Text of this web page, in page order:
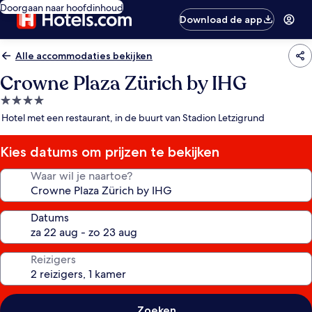
Doorgaan naar hoofdinhoud
Download de app
Alle accommodaties bekijken
Crowne Plaza Zürich by IHG
4.0-
sterrenaccommodatie
Hotel met een restaurant, in de buurt van Stadion Letzigrund
Kies datums om prijzen te bekijken
Waar wil je naartoe?
Datums
Reizigers